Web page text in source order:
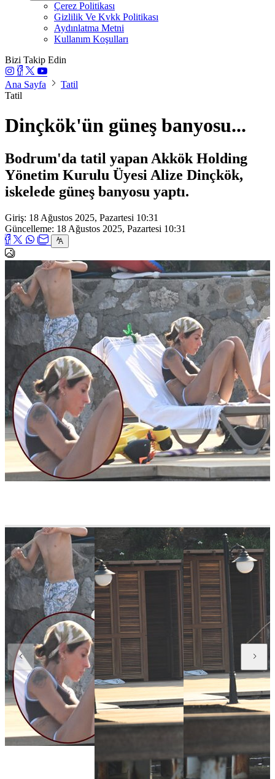
Çerez Politikası
Gizlilik Ve Kvkk Politikası
Aydınlatma Metni
Kullanım Koşulları
Bizi Takip Edin
Ana Sayfa
Tatil
Tatil
Dinçkök'ün güneş banyosu...
Bodrum'da tatil yapan Akkök Holding
Yönetim Kurulu Üyesi Alize Dinçkök,
iskelede güneş banyosu yaptı.
Giriş: 18 Ağustos 2025, Pazartesi 10:31
Güncelleme: 18 Ağustos 2025, Pazartesi 10:31